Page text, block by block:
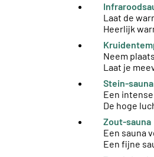
Laat de
Heerlijk
Neem
Laat je
Stein-sauna
Een
De hoge
Zout-sauna
Een sauna
Een fijne